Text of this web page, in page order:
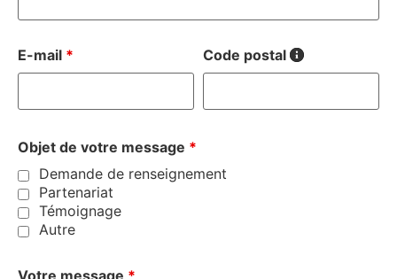
E-mail * Code postal
Objet de votre message *
Demande de renseignement
Partenariat
Témoignage
Autre
Votre message *